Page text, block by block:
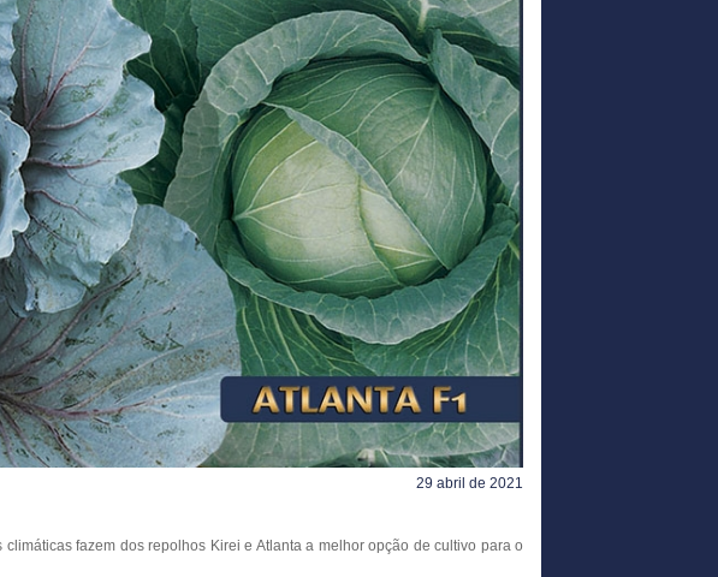
29 abril de 2021
fazem dos repolhos Kirei e Atlanta a melhor opção de cultivo para o